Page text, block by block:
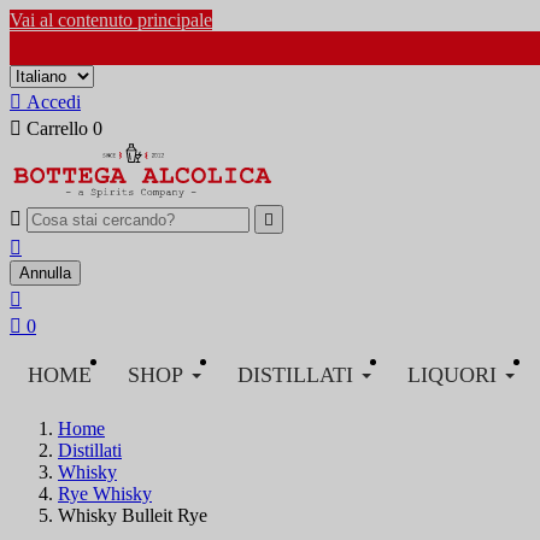
Vai al contenuto principale
 Accedi
 Carrello 0
 

Annulla

 0
HOME SHOP DISTILLATI LIQUORI
Home
Distillati
Whisky
Rye Whisky
Whisky Bulleit Rye